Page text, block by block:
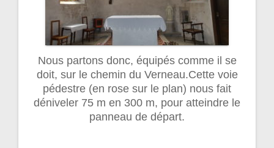
Nous partons donc, équipés comme il se
doit, sur le chemin du Verneau.Cette voie
pédestre (en rose sur le plan) nous fait
déniveler 75 m en 300 m, pour atteindre le
panneau de départ.